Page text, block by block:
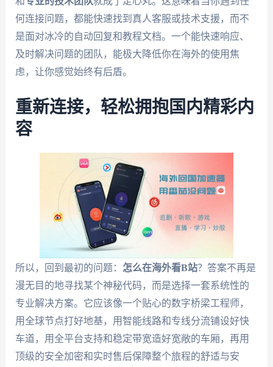
何连接问题，都能快速找到真人客服或技术支援，而不
是面对冰冷的自动回复和教程文档。一个能快速响应、
及时解决问题的团队，能极大降低你在海外的使用焦
虑，让你感觉始终有后盾。
重新连接，轻松拥抱国内精彩内
容
所以，回到最初的问题： 怎么在海外看B站？答案不再是
漫无目的地寻找某个神秘代码，而是选择一套系统性的
专业解决方案。它应该像一个贴心的数字桥梁工程师，
用全球节点打好地基，用智能线路和专线分流铺设好快
车道，用全平台支持和稳定带宽造好宽敞的车厢，再用
顶级的安全加密和实时售后保障整个旅程的舒适与安